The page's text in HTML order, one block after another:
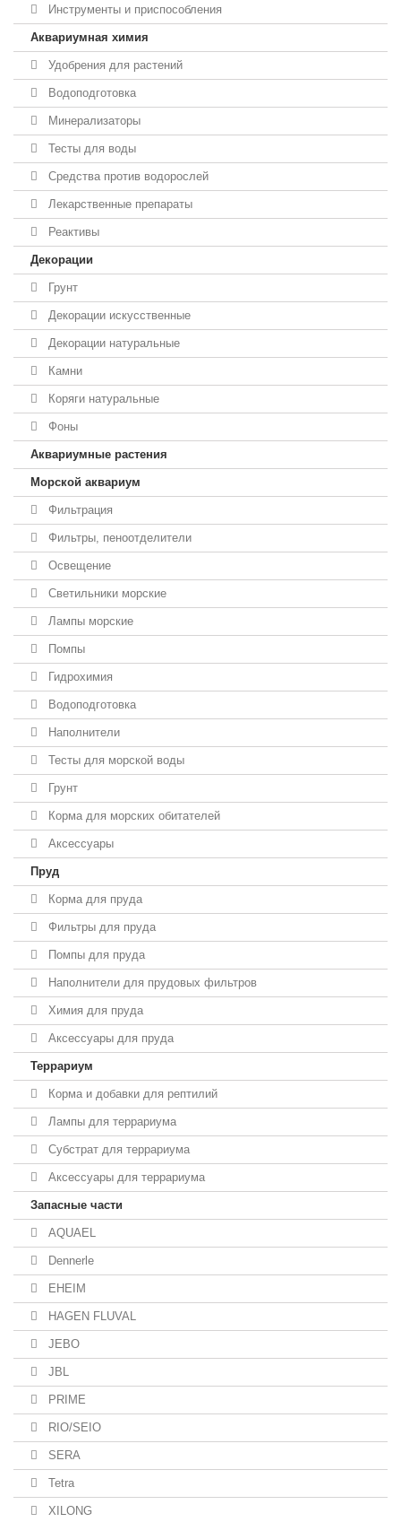
Инструменты и приспособления
Аквариумная химия
Удобрения для растений
Водоподготовка
Минерализаторы
Тесты для воды
Средства против водорослей
Лекарственные препараты
Реактивы
Декорации
Грунт
Декорации искусственные
Декорации натуральные
Камни
Коряги натуральные
Фоны
Аквариумные растения
Морской аквариум
Фильтрация
Фильтры, пеноотделители
Освещение
Светильники морские
Лампы морские
Помпы
Гидрохимия
Водоподготовка
Наполнители
Тесты для морской воды
Грунт
Корма для морских обитателей
Аксессуары
Пруд
Корма для пруда
Фильтры для пруда
Помпы для пруда
Наполнители для прудовых фильтров
Химия для пруда
Аксессуары для пруда
Террариум
Корма и добавки для рептилий
Лампы для террариума
Субстрат для террариума
Аксессуары для террариума
Запасные части
AQUAEL
Dennerle
EHEIM
HAGEN FLUVAL
JEBO
JBL
PRIME
RIO/SEIO
SERA
Tetra
XILONG